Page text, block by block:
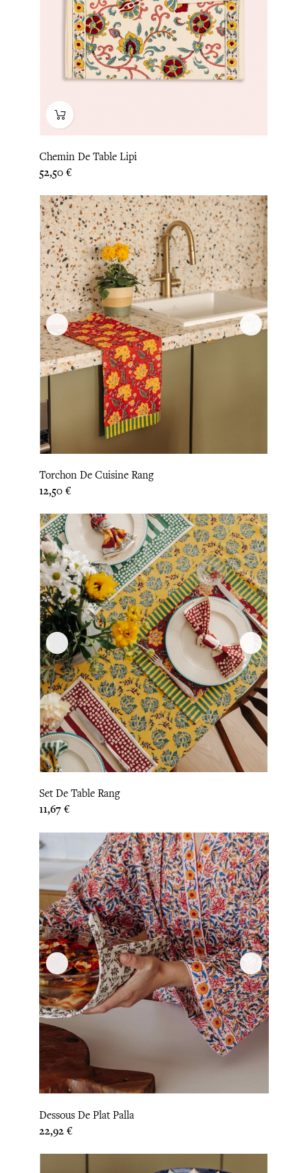
Chemin De Table Lipi
Prix
52,50 €
Torchon De Cuisine Rang
Prix
12,50 €
Set De Table Rang
Prix
11,67 €
Dessous De Plat Palla
Prix
22,92 €